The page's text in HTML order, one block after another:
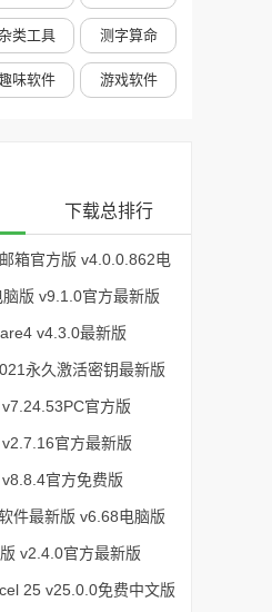
类工具 测字算命
味软件 游戏软件
下载总排行
箱官方版 v4.0.0.862电
/
版 v9.1.0官方最新版
/
v4.3.0最新版
/
永久激活密钥最新版
/
官方版
/
官方最新版
/ 官方免费版
/
件最新版 v6.68电脑版
/v2.4.0官方最新版
/
25 v25.0.0免费中文版